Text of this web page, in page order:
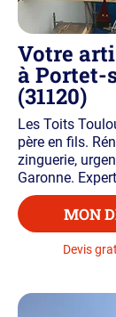
Votre
à Portet-
(31120)
Les Toits
père en fils.
zinguerie,
Garonne.
MON
Devis